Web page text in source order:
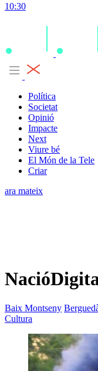
10:30
Política
Societat
Opinió
Impacte
Next
Viure bé
El Món de la Tele
Criar
ara mateix
Baix Montseny
Cultura